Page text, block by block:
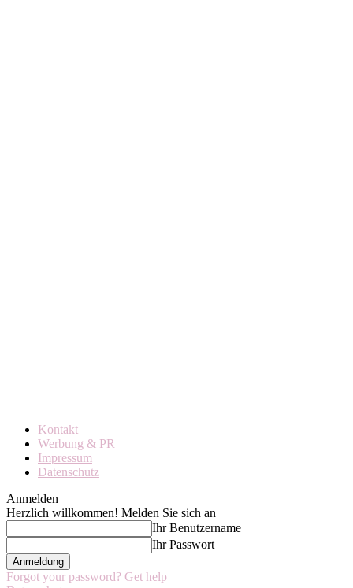
Kontakt
Werbung & PR
Impressum
Datenschutz
Anmelden
Herzlich willkommen! Melden Sie sich an
Ihr Benutzername
Ihr Passwort
Forgot your password? Get help